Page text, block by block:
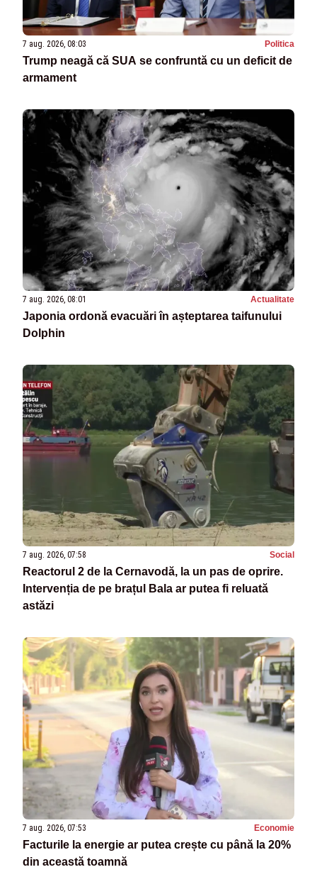
7 aug. 2026, 08:03 Politica
Trump neagă că SUA se confruntă cu un deficit de
armament
7 aug. 2026, 08:01 Actualitate
Japonia ordonă evacuări în așteptarea taifunului
Dolphin
7 aug. 2026, 07:58 Social
Reactorul 2 de la Cernavodă, la un pas de oprire.
Intervenția de pe brațul Bala ar putea fi reluată
astăzi
7 aug. 2026, 07:53 Economie
Facturile la energie ar putea crește cu până la 20%
din această toamnă